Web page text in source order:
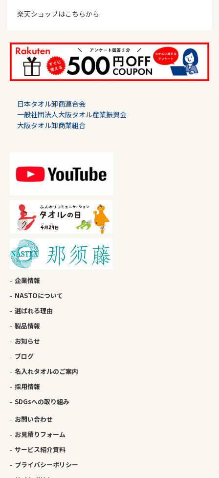
楽天ショップはこちらから
日本タオル卸商連合会
一般社団法人大阪タオル産業振興会
大阪タオル卸商業組合
企業情報
NASTOについて
選ばれる理由
製品情報
お知らせ
ブログ
名入れタオルのご案内
採用情報
SDGsへの取り組み
お問い合わせ
お見積りフォーム
サービス紹介資料
プライバシーポリシー